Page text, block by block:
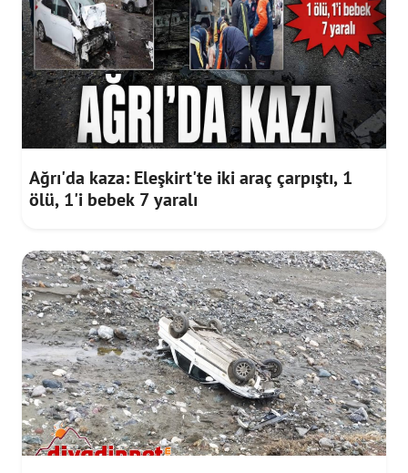
Ağrı'da kaza: Eleşkirt'te iki araç çarpıştı, 1
ölü, 1'i bebek 7 yaralı